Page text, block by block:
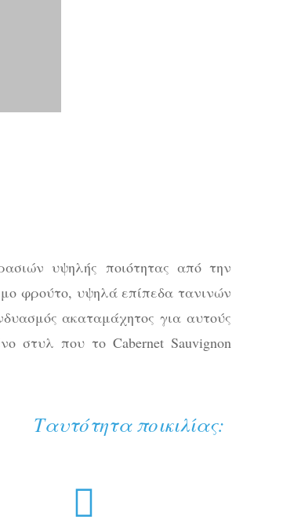
υψηλής ποιότητας από την
φρούτο, υψηλά επίπεδα τανινών
ακαταμάχητος για αυτούς
στυλ που το Cabernet Sauvignon
Ταυτότητα ποικιλίας: